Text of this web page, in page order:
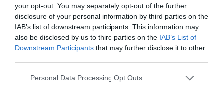
your opt-out. You may separately opt-out of the further
disclosure of your personal information by third parties on the
IAB’s list of downstream participants. This information may
also be disclosed by us to third parties on the IAB’s List of
Downstream Participants that may further disclose it to other
Please note that this website/app uses one or more Google
Personal Data Processing Opt Outs
Ethereum vs Nasdaq: Tom Lee analyseert de markttrends van
juli en augustus 2026